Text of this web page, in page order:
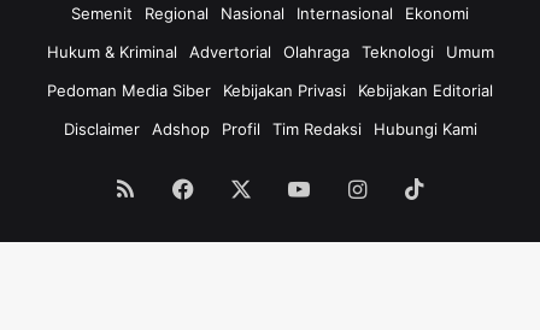
Semenit Regional Nasional Internasional
Ekonomi
Hukum & Kriminal
Advertorial Olahraga Teknologi
Umum
Pedoman Media Siber
Kebijakan Privasi
Kebijakan Editorial
Disclaimer
Adshop Profil Tim Redaksi Hubungi Kami
RSS Facebook YouTubeInstagram